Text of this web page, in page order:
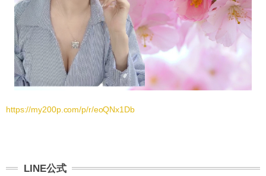
https://my200p.com/p/r/eoQNx1Db
LINE公式